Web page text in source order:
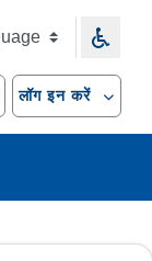
लॉग इन करें